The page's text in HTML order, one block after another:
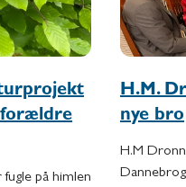
forældre
på himlen
H.M.
nye bro
H.M